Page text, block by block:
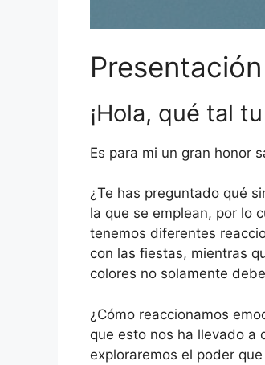
¡Hola, qué tal
Es para mi un gran honor
¿Te has preguntado qué
la que se emplean, por lo
tenemos diferentes
con las fiestas, mientras
colores no solamente
¿Cómo reaccionamos
que esto nos ha llevado a
exploraremos el poder